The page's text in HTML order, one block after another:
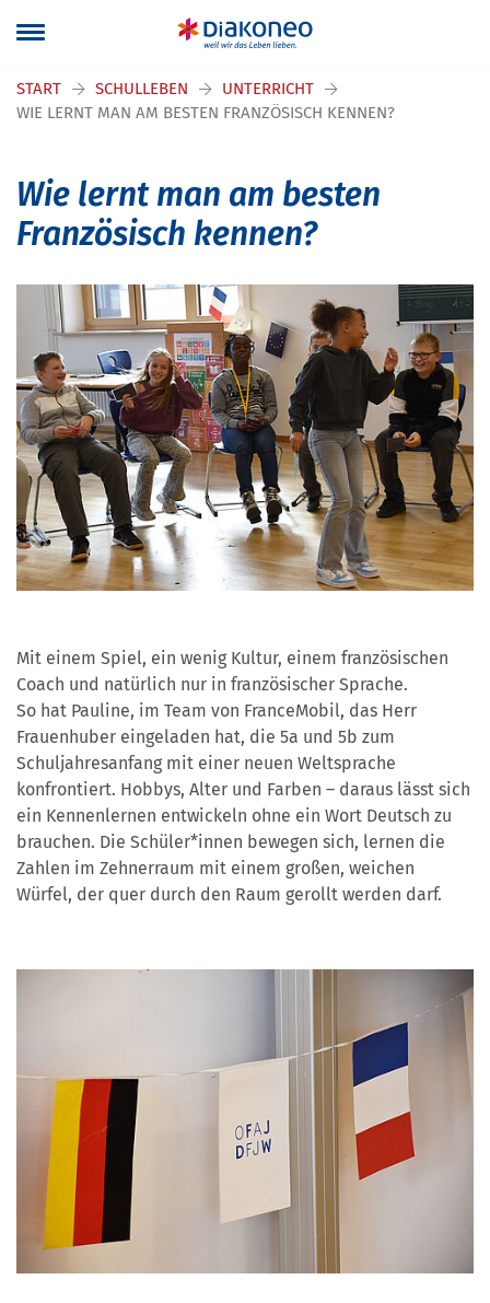
START SCHULLEBEN
UNTERRICHT
WIE LERNT MAN AM BESTEN FRANZÖSISCH KENNEN?
Wie lernt man am besten
Französisch kennen?
Mit einem Spiel, ein wenig Kultur, einem französischen
Coach und natürlich nur in französischer Sprache.
So hat Pauline, im Team von FranceMobil, das Herr
Frauenhuber eingeladen hat, die 5a und 5b zum
Schuljahresanfang mit einer neuen Weltsprache
konfrontiert. Hobbys, Alter und Farben – daraus lässt sich
ein Kennenlernen entwickeln ohne ein Wort Deutsch zu
brauchen. Die Schüler*innen bewegen sich, lernen die
Zahlen im Zehnerraum mit einem großen, weichen
Würfel, der quer durch den Raum gerollt werden darf.